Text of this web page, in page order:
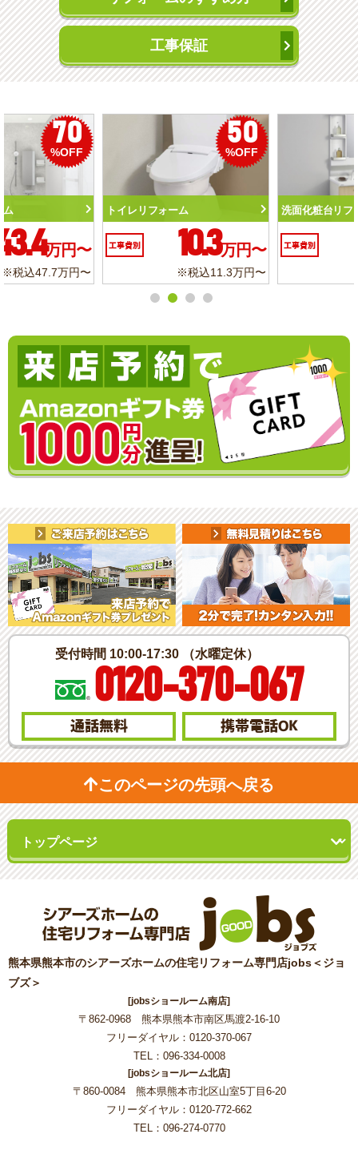
工事保証
%OFF
トイレリフォーム
工事費別 10.3万円〜
※税込11.3万円〜
56
%OFF
洗面化粧台リフォーム
工事費別 6.2万円〜
※税込6.8万円〜
受付時間 10:00-17:30 （水曜定休）
0120-370-067
通話無料 携帯電話OK
このページの先頭へ戻る
熊本県熊本市のシアーズホームの住宅リフォーム専門店jobs＜ジョ
ブズ＞
[jobsショールーム南店]
〒862-0968 熊本県熊本市南区馬渡2-16-10
フリーダイヤル：0120-370-067
TEL：096-334-0008
[jobsショールーム北店]
〒860-0084 熊本県熊本市北区山室5丁目6-20
フリーダイヤル：0120-772-662
TEL：096-274-0770